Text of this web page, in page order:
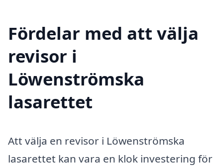
Fördelar med att välja
revisor i
Löwenströmska
lasarettet
Att välja en revisor i Löwenströmska
lasarettet kan vara en klok investering för